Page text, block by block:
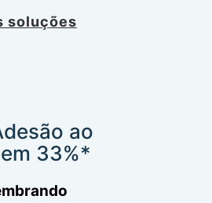
soluções
ao
33%*